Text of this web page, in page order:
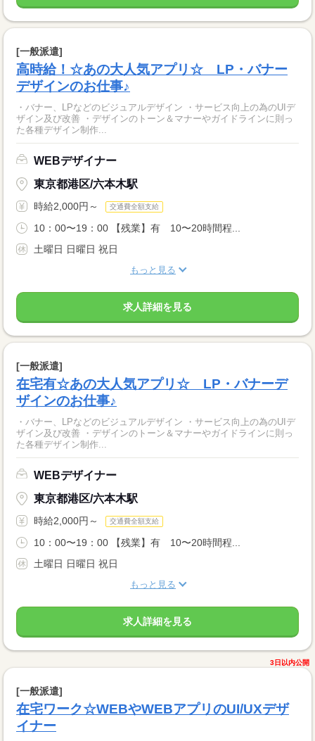
[一般派遣]
高時給！☆あの大人気アプリ☆ LP・バナー
デザインのお仕事♪
・バナー、LPなどのビジュアルデザイン ・サービス向上の為のUIデ
ザイン及び改善 ・デザインのトーン＆マナーやガイドラインに則っ
た各種デザイン制作...
WEBデザイナー
東京都港区/六本木駅
時給2,000円～ 交通費全額支給
10：00〜19：00 【残業】有 10〜20時間程...
土曜日 日曜日 祝日
もっと見る
求人詳細を見る
[一般派遣]
在宅有☆あの大人気アプリ☆ LP・バナーデ
ザインのお仕事♪
・バナー、LPなどのビジュアルデザイン ・サービス向上の為のUIデ
ザイン及び改善 ・デザインのトーン＆マナーやガイドラインに則っ
た各種デザイン制作...
WEBデザイナー
東京都港区/六本木駅
時給2,000円～ 交通費全額支給
10：00〜19：00 【残業】有 10〜20時間程...
土曜日 日曜日 祝日
もっと見る
求人詳細を見る
3日以内公開
[一般派遣]
在宅ワーク☆WEBやWEBアプリのUI/UXデザ
イナー